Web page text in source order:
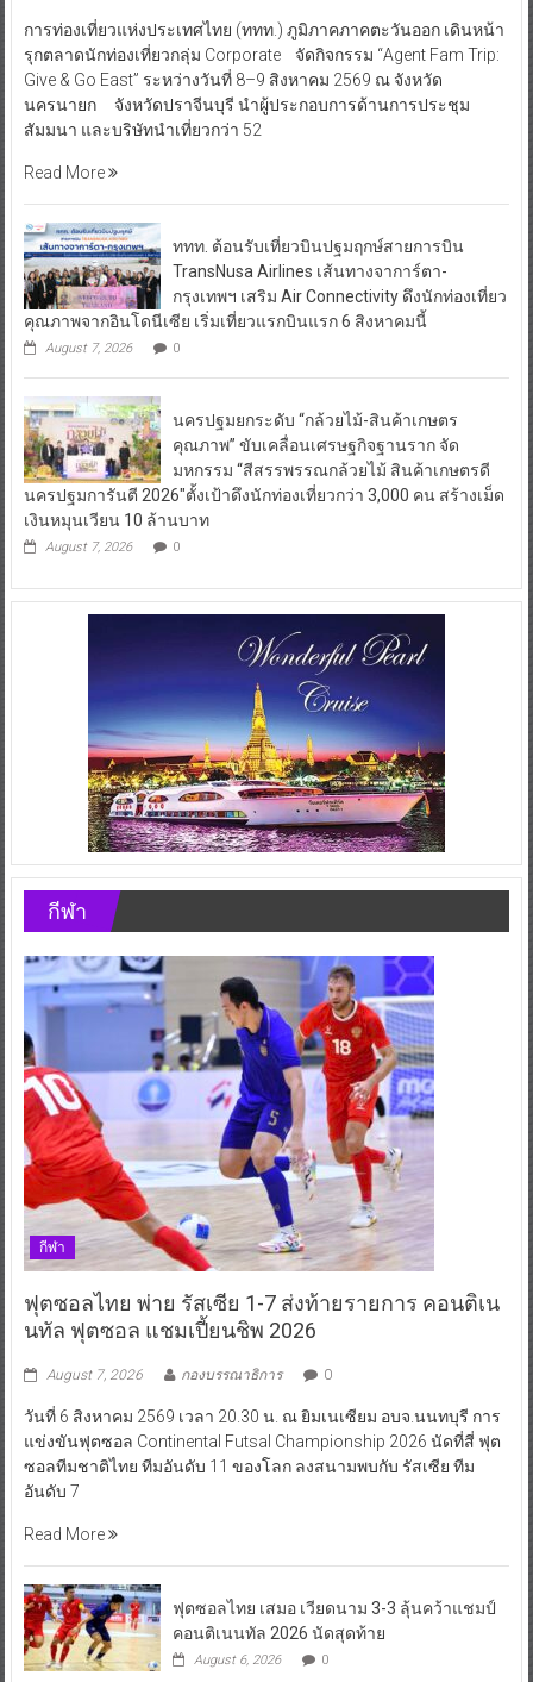
การท่องเที่ยวแห่งประเทศไทย (ททท.) ภูมิภาคภาคตะวันออก เดินหน้า
รุกตลาดนักท่องเที่ยวกลุ่ม Corporate จัดกิจกรรม “Agent Fam Trip:
Give & Go East” ระหว่างวันที่ 8–9 สิงหาคม 2569 ณ จังหวัด
นครนายก จังหวัดปราจีนบุรี นำผู้ประกอบการด้านการประชุม
สัมมนา และบริษัทนำเที่ยวกว่า 52
Read More
ททท. ต้อนรับเที่ยวบินปฐมฤกษ์สายการบิน
TransNusa Airlines เส้นทางจาการ์ตา-
กรุงเทพฯ เสริม Air Connectivity ดึงนักท่องเที่ยว
คุณภาพจากอินโดนีเซีย เริ่มเที่ยวแรกบินแรก 6 สิงหาคมนี้
August 7, 2026 0
นครปฐมยกระดับ “กล้วยไม้-สินค้าเกษตร
คุณภาพ” ขับเคลื่อนเศรษฐกิจฐานราก จัด
มหกรรม “สีสรรพรรณกล้วยไม้ สินค้าเกษตรดี
นครปฐมการันตี 2026″ตั้งเป้าดึงนักท่องเที่ยวกว่า 3,000 คน สร้างเม็ด
เงินหมุนเวียน 10 ล้านบาท
August 7, 2026 0
กีฬา
กีฬา
ฟุตซอลไทย พ่าย รัสเซีย 1-7 ส่งท้ายรายการ คอนติเน
นทัล ฟุตซอล แชมเปี้ยนชิพ 2026
August 7, 2026 กองบรรณาธิการ 0
วันที่ 6 สิงหาคม 2569 เวลา 20.30 น. ณ ยิมเนเซียม อบจ.นนทบุรี การ
แข่งขันฟุตซอล Continental Futsal Championship 2026 นัดที่สี่ ฟุต
ซอลทีมชาติไทย ทีมอันดับ 11 ของโลก ลงสนามพบกับ รัสเซีย ทีม
อันดับ 7
Read More
ฟุตซอลไทย เสมอ เวียดนาม 3-3 ลุ้นคว้าแชมป์
คอนติเนนทัล 2026 นัดสุดท้าย
August 6, 2026 0